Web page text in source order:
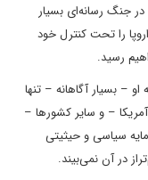
جنگ رسانه‌ای بسیار
را تحت کنترل خود
رسید.
– بسیار آگاهانه – تنها
– و سایر کشورها –
سیاسی و حیثیتی
در آن نمی‌بیند.